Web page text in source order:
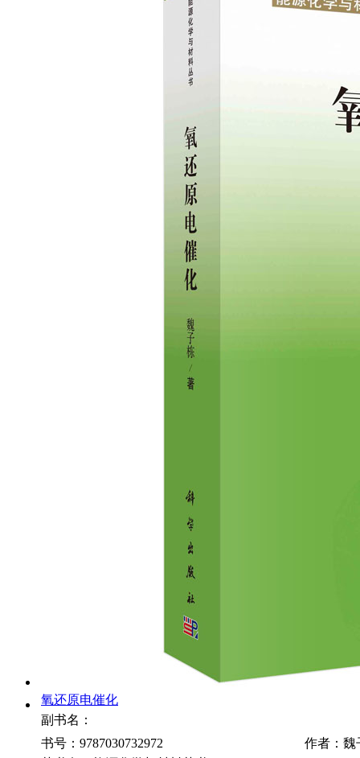
氧还原电催化
副书名：
书号：9787030732972
作者：魏